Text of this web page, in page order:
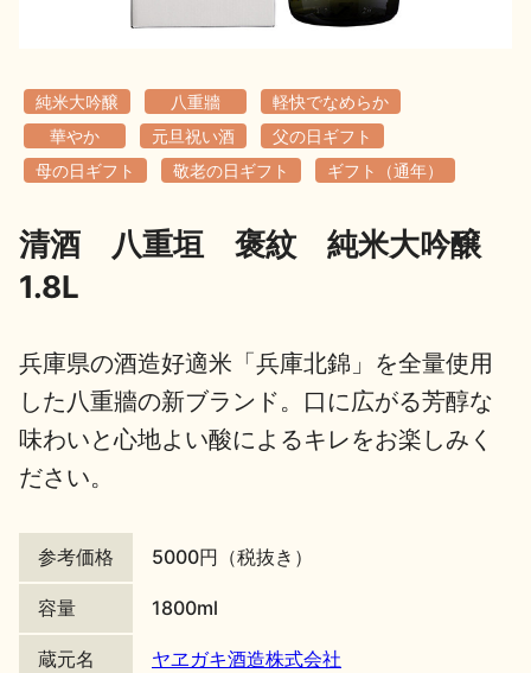
歳時記 地酒蔵元会検定
地酒川柳 地酒小説
日本酒の楽しみ方特集
純米大吟醸 八重牆
軽快でなめらか
華やか
元旦祝い酒
父の日ギフト
母の日ギフト
敬老の日ギフト ギフト（通年）
清酒 八重垣 褒紋 純米大吟醸
1.8L
兵庫県の酒造好適米「兵庫北錦」を全量使用
した八重牆の新ブランド。口に広がる芳醇な
味わいと心地よい酸によるキレをお楽しみく
ださい。
参考価格 5000円（税抜き）
容量 1800ml
蔵元名 ヤヱガキ酒造株式会社